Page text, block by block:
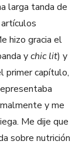
larga tanda de
hizo gracia el
ychic lit) y
primer capítulo,
y me
Me dije que
sobre nutrición